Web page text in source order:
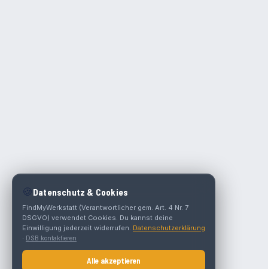
🍪 Datenschutz & Cookies
FindMyWerkstatt (Verantwortlicher gem. Art. 4 Nr. 7
DSGVO) verwendet Cookies. Du kannst deine
Einwilligung jederzeit widerrufen. Datenschutzerklärung
· DSB kontaktieren
Alle akzeptieren